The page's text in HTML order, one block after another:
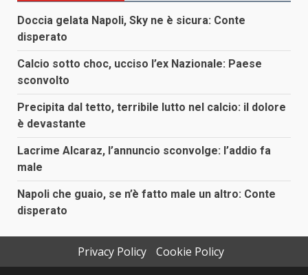
articoli
Doccia gelata Napoli, Sky ne è sicura: Conte
disperato
Calcio sotto choc, ucciso l’ex Nazionale: Paese
sconvolto
Precipita dal tetto, terribile lutto nel calcio: il dolore
è devastante
Lacrime Alcaraz, l’annuncio sconvolge: l’addio fa
male
Napoli che guaio, se n’è fatto male un altro: Conte
disperato
Privacy Policy
Cookie Policy